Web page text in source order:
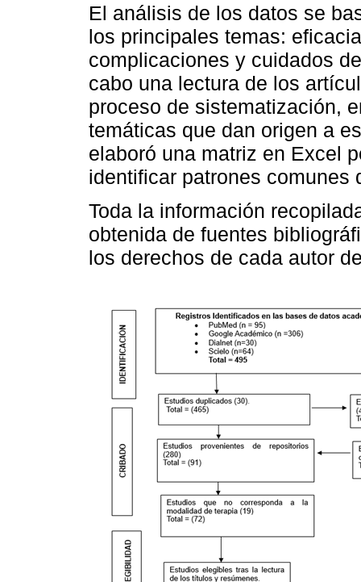
El análisis de los datos se
los principales temas:
complicaciones y cuidados
cabo una lectura de los
proceso de sistematización,
temáticas que dan origen a
elaboró una matriz en Excel
identificar patrones comunes
Toda la información
obtenida de fuentes
los derechos de cada autor